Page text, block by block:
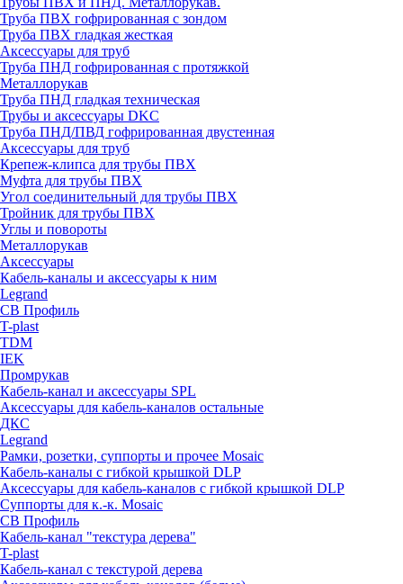
Труба ПВХ гофрированная с зондом
Труба ПВХ гладкая жесткая
Аксессуары для труб
Труба ПНД гофрированная с протяжкой
Металлорукав
Труба ПНД гладкая техническая
Трубы и аксессуары DKC
Труба ПНД/ПВД гофрированная двустенная
Аксессуары для труб
Крепеж-клипса для трубы ПВХ
Муфта для трубы ПВХ
Угол соединительный для трубы ПВХ
Тройник для трубы ПВХ
Углы и повороты
Металлорукав
Аксессуары
Кабель-каналы и аксессуары к ним
Legrand
СВ Профиль
T-plast
TDM
IEK
Промрукав
Кабель-канал и аксессуары SPL
Аксессуары для кабель-каналов остальные
ДКС
Legrand
Рамки, розетки, суппорты и прочее Mosaic
Кабель-каналы с гибкой крышкой DLP
Аксессуары для кабель-каналов с гибкой крышкой DLP
Суппорты для к.-к. Mosaic
СВ Профиль
Кабель-канал "текстура дерева"
T-plast
Кабель-канал с текстурой дерева